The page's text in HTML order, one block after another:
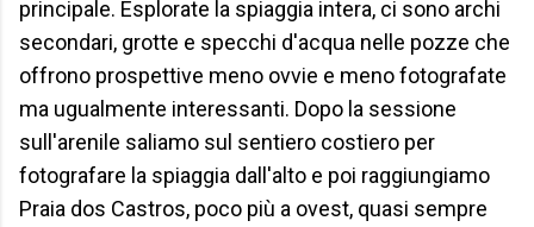
principale. Esplorate la spiaggia intera, ci sono archi
secondari, grotte e specchi d'acqua nelle pozze che
offrono prospettive meno ovvie e meno fotografate
ma ugualmente interessanti. Dopo la sessione
sull'arenile saliamo sul sentiero costiero per
fotografare la spiaggia dall'alto e poi raggiungiamo
Praia dos Castros, poco più a ovest, quasi sempre